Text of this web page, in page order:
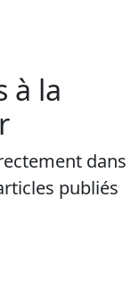
à la
dans
publiés